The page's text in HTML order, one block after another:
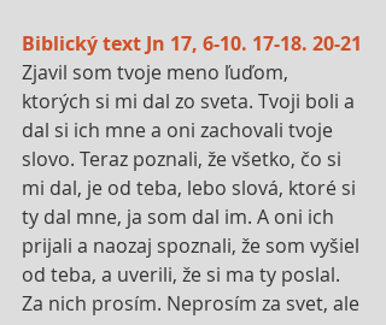
Biblický text Jn 17, 6-10. 17-18. 20-21
Zjavil som tvoje meno ľuďom,
ktorých si mi dal zo sveta. Tvoji boli a
dal si ich mne a oni zachovali tvoje
slovo. Teraz poznali, že všetko, čo si
mi dal, je od teba, lebo slová, ktoré si
ty dal mne, ja som dal im. A oni ich
prijali a naozaj spoznali, že som vyšiel
od teba, a uverili, že si ma ty poslal.
Za nich prosím. Neprosím za svet, ale